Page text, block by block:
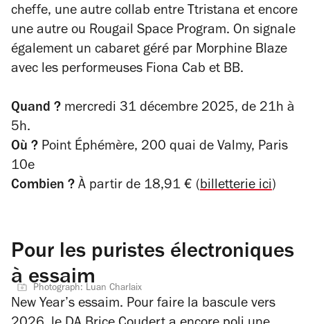
cheffe, une autre collab entre Ttristana et encore
une autre ou Rougail Space Program. On signale
également un cabaret géré par Morphine Blaze
avec les performeuses Fiona Cab et BB.
Quand ? mercredi 31 décembre 2025, de 21h à
5h.
Où ? Point Éphémère, 200 quai de Valmy, Paris
10e
Combien ? À partir de 18,91 € (billetterie ici)
Pour les puristes électroniques
à essaim
Photograph: Luan Charlaix
New Year’s essaim. Pour faire la bascule vers